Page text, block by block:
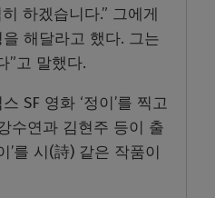
하겠습니다.” 그에게
해달라고 했다. 그는
”고 말했다.
SF 영화 ‘정이’를 찍고
수연과 김현주 등이 출
’를 시(詩) 같은 작품이